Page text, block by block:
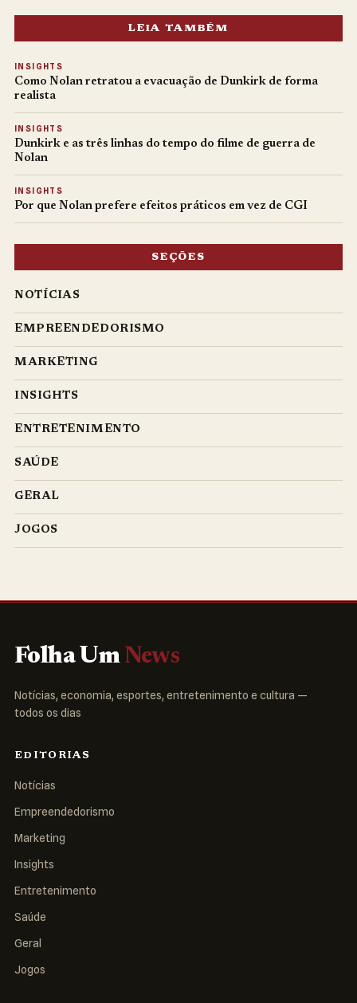
LEIA TAMBÉM
INSIGHTS
Como Nolan retratou a evacuação de Dunkirk de forma
realista
INSIGHTS
Dunkirk e as três linhas do tempo do filme de guerra de
Nolan
INSIGHTS
Por que Nolan prefere efeitos práticos em vez de CGI
SEÇÕES
NOTÍCIAS
EMPREENDEDORISMO
MARKETING
INSIGHTS
ENTRETENIMENTO
SAÚDE
GERAL
JOGOS
Folha Um News
Notícias, economia, esportes, entretenimento e cultura —
todos os dias
EDITORIAS
Notícias
Empreendedorismo
Marketing
Insights
Entretenimento
Saúde
Geral
Jogos